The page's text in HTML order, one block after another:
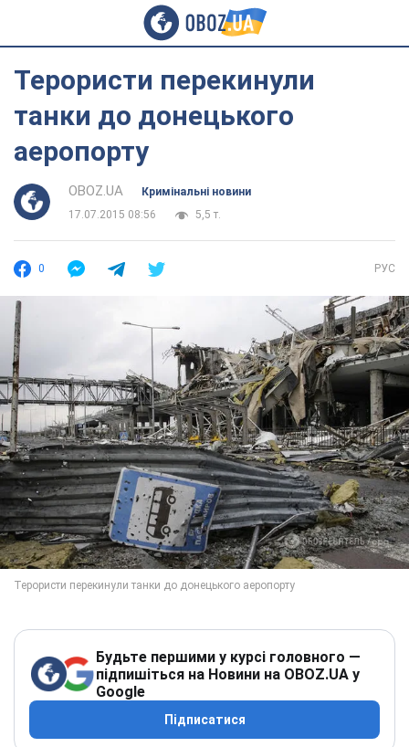
Терористи перекинули
танки до донецького
аеропорту
OBOZ.UA
Кримінальні новини
17.07.2015 08:56
5,5 т.
0 РУС
Будьте першими у курсі головного —
підпишіться на Новини на OBOZ.UA у
Google
Підписатися